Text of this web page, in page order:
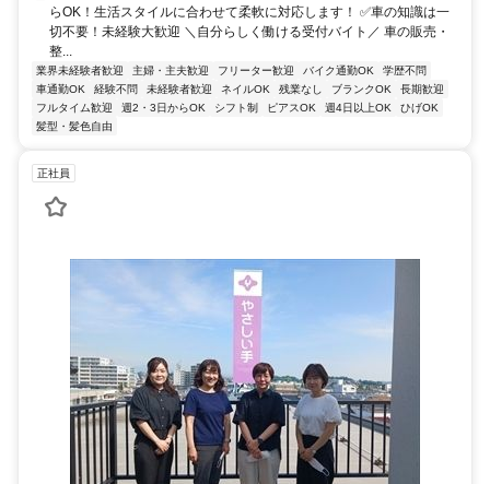
らOK！生活スタイルに合わせて柔軟に対応します！ ✅車の知識は一
切不要！未経験大歓迎 ＼自分らしく働ける受付バイト／ 車の販売・
整...
業界未経験者歓迎 主婦・主夫歓迎 フリーター歓迎 バイク通勤OK
学歴不問
車通勤OK
経験不問 未経験者歓迎 ネイルOK 残業なし ブランクOK
長期歓迎
フルタイム歓迎
週2・3日からOK シフト制 ピアスOK 週4日以上OK
ひげOK
髪型・髪色自由
正社員